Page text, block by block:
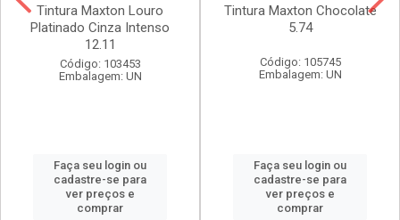
Tintura Maxton Louro
Platinado Cinza Intenso
12.11
Código: 103453
Embalagem: UN
Faça seu login ou
cadastre-se para
ver preços e
comprar
Tintura Maxton Chocolate
5.74
Código: 105745
Embalagem: UN
Faça seu login ou
cadastre-se para
ver preços e
comprar